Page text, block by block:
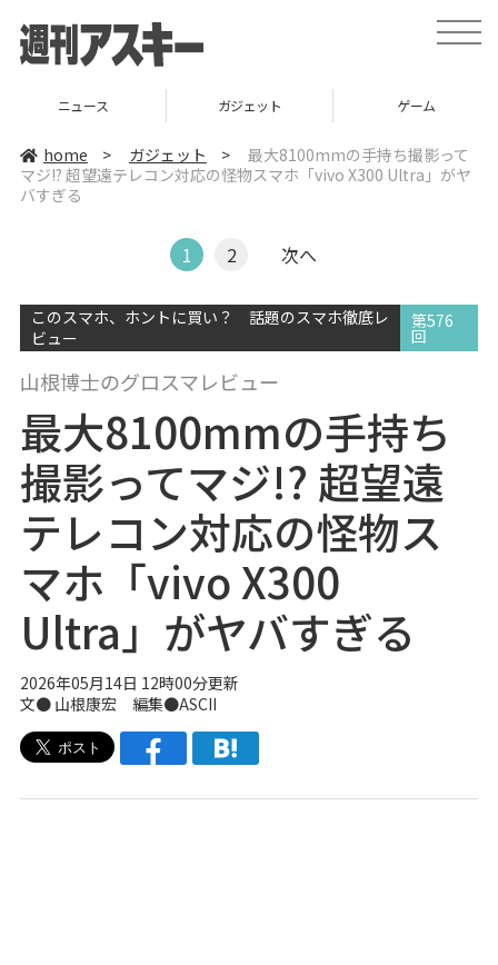
t
o
v
i
ニュース ガジェット ゲーム
home > ガジェット >
最大8100mmの手持ち撮影って
マジ!? 超望遠テレコン対応の怪物スマホ「vivo X300 Ultra」がヤ
バすぎる
1 2 次へ
このスマホ、ホントに買い？ 話題のスマホ徹底レ
ビュー
第576
回
山根博士のグロスマレビュー
最大8100mmの手持ち
撮影ってマジ!? 超望遠
テレコン対応の怪物ス
マホ「vivo X300
Ultra」がヤバすぎる
2026年05月14日 12時00分更新
文● 山根康宏 編集●ASCII